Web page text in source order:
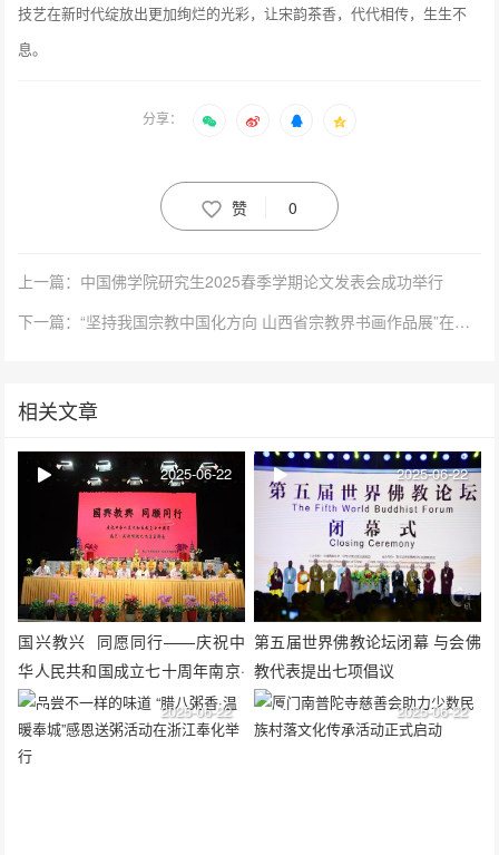
技艺在新时代绽放出更加绚烂的光彩，让宋韵茶香，代代相传，生生不
息。
分享：
赞 0
上一篇：中国佛学院研究生2025春季学期论文发表会成功举行
下一篇：“坚持我国宗教中国化方向 山西省宗教界书画作品展”在山西美术馆举行
相关文章
国兴教兴 同愿同行——庆祝中
华人民共和国成立七十周年南京·
成都佛教文化书画联展在鸡鸣寺
召开
2025-06-22
第五届世界佛教论坛闭幕 与会佛
教代表提出七项倡议
2025-06-22
2025-06-22 2025-06-22